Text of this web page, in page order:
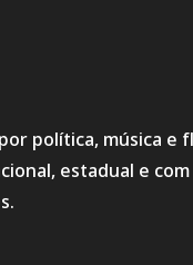
política, música
estadual e